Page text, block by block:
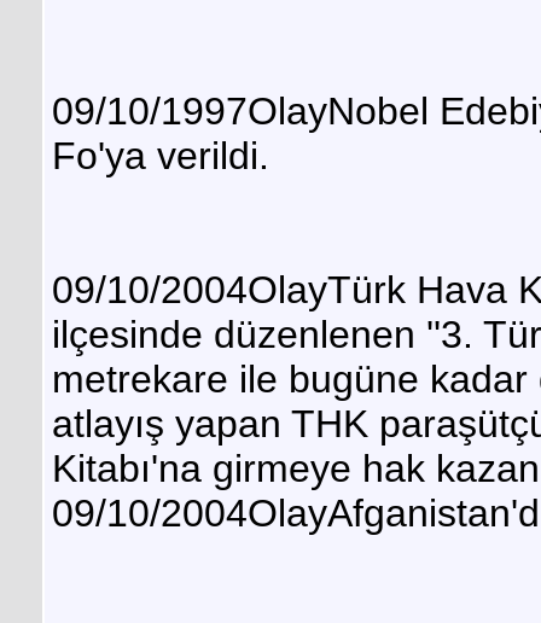
09/10/1997OlayNobel
Fo'ya verildi.
09/10/2004OlayTürk Hava
ilçesinde düzenlenen ''3.
metrekare ile bugüne
atlayış yapan THK
Kitabı'na girmeye hak
09/10/